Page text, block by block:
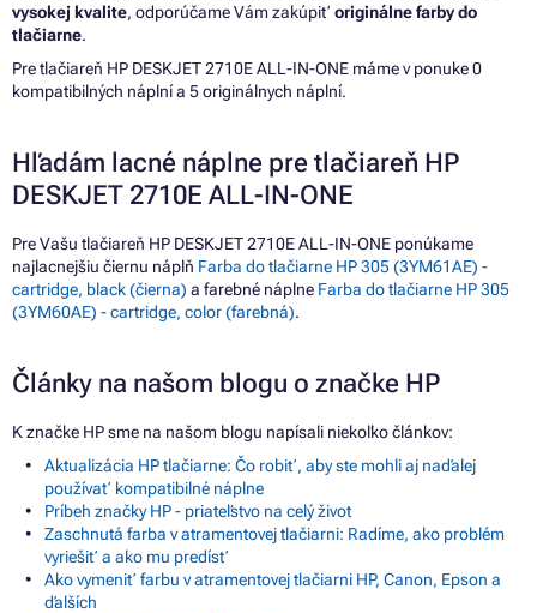
vysokej kvalite, odporúčame Vám zakúpiť originálne farby do
tlačiarne.
Pre tlačiareň HP DESKJET 2710E ALL-IN-ONE máme v ponuke 0
kompatibilných náplní a 5 originálnych náplní.
Hľadám lacné náplne pre tlačiareň HP
DESKJET 2710E ALL-IN-ONE
Pre Vašu tlačiareň HP DESKJET 2710E ALL-IN-ONE ponúkame
najlacnejšiu čiernu náplň Farba do tlačiarne HP 305 (3YM61AE) -
cartridge, black (čierna) a farebné náplne Farba do tlačiarne HP 305
(3YM60AE) - cartridge, color (farebná).
Články na našom blogu o značke HP
K značke HP sme na našom blogu napísali niekoľko článkov:
Aktualizácia HP tlačiarne: Čo robiť, aby ste mohli aj naďalej
používať kompatibilné náplne
Príbeh značky HP - priateľstvo na celý život
Zaschnutá farba v atramentovej tlačiarni: Radíme, ako problém
vyriešiť a ako mu predísť
Ako vymeniť farbu v atramentovej tlačiarni HP, Canon, Epson a
ďalších